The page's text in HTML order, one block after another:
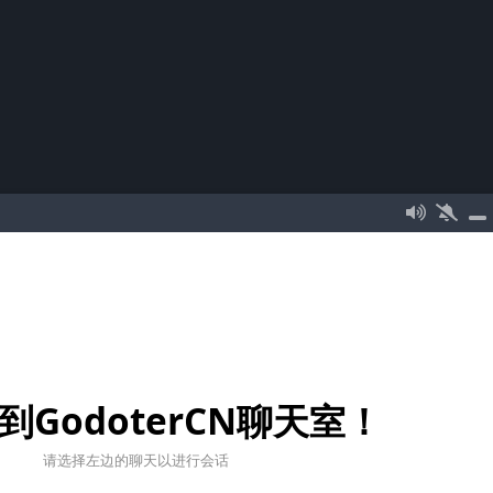
GodoterCN聊天室！
请选择左边的聊天以进行会话